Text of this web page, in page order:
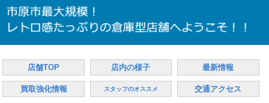
店舗TOP 店内の様子 最新情報
買取強化情報 スタッフのオススメ 交通アクセス